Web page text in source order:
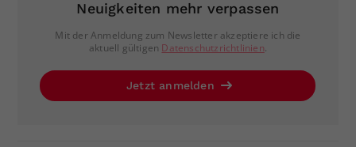
Neuigkeiten mehr verpassen
Mit der Anmeldung zum Newsletter akzeptiere ich die
aktuell gültigen Datenschutzrichtlinien.
Jetzt anmelden